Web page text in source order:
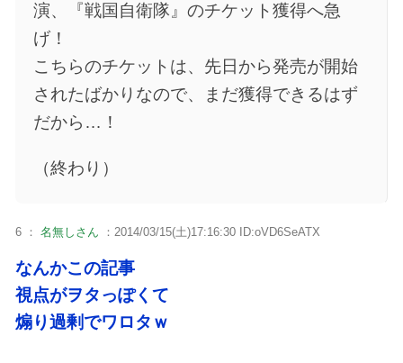
演、『戦国自衛隊』のチケット獲得へ急
げ！
こちらのチケットは、先日から発売が開始
されたばかりなので、まだ獲得できるはず
だから…！
（終わり）
6 ： 名無しさん ：2014/03/15(土)17:16:30 ID:oVD6SeATX
なんかこの記事
視点がヲタっぽくて
煽り過剰でワロタｗ